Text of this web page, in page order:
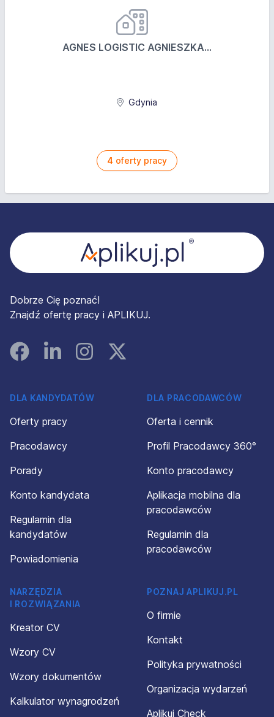
AGNES LOGISTIC AGNIESZKA...
Gdynia
4 oferty pracy
Dobrze Cię poznać!
Znajdź ofertę pracy i APLIKUJ.
FacebookLinked InInstagramInstagram
DLA KANDYDATÓW
Oferty pracy
Pracodawcy
Porady
Konto kandydata
Regulamin dla
kandydatów
Powiadomienia
DLA PRACODAWCÓW
Oferta i cennik
Profil Pracodawcy 360°
Konto pracodawcy
Aplikacja mobilna dla
pracodawców
Regulamin dla
pracodawców
NARZĘDZIA
I ROZWIĄZANIA
Kreator CV
Wzory CV
Wzory dokumentów
Kalkulator wynagrodzeń
POZNAJ APLIKUJ.PL
O firmie
Kontakt
Polityka prywatności
Organizacja wydarzeń
Aplikuj Check